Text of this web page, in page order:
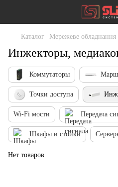
Каталог Мережеве обладнання
Инжекторы,
Коммутаторы
Точки доступа
Wi-Fi мости Передача
Шкафы и стойки
Нет товаров